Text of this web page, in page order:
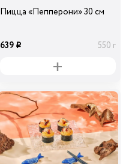
Перец болгарский
50 гр
Пицца «Пепперони» 30 см
639 i 550 г